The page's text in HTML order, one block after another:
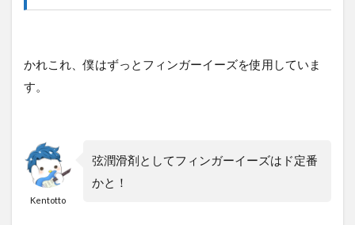
かれこれ、僕はずっとフィンガーイーズを使用していま
す。
Kentotto
弦潤滑剤としてフィンガーイーズはド定番
かと！